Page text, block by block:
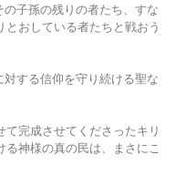
子孫の残りの者たち、すな
おしている者たちと戦おう
する信仰を守り続ける聖な
完成させてくださったキリ
神様の真の民は、まさにこ